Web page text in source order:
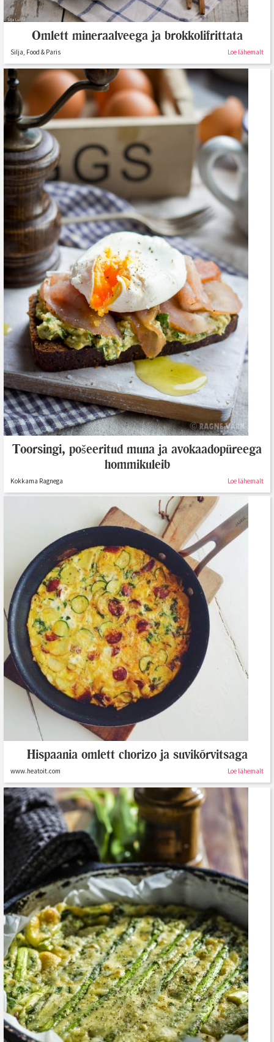
Omlett mineraalveega ja brokkolifrittata
Silja, Food & Paris Loe lähemalt
Toorsingi, pošeeritud muna ja avokaadopüreega
hommikuleib
Kokkama Ragnega Loe lähemalt
Hispaania omlett chorizo ja suvikõrvitsaga
www.heatoit.com Loe lähemalt